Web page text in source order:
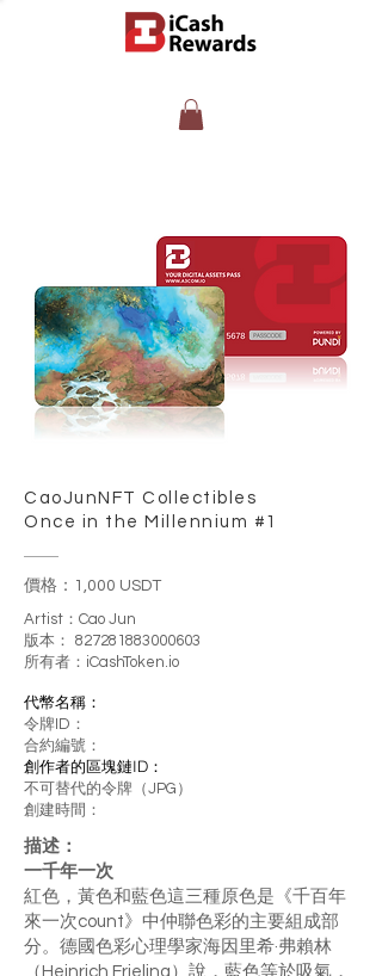
CaoJunNFT Collectibles
Once in the Millennium #1
價格：1,000 USDT
Artist：Cao Jun
版本：
827281883000603
所有者：iCashToken.io
代幣名稱：
令牌ID：
合約編號：
創作者的區塊鏈ID：
不可替代的令牌（JPG）
創建時間：
描述：
一千年一次
紅色，黃色和藍色這三種原色是《千百年
來一次count》中仲聯色彩的主要組成部
分。德國色彩心理學家海因里希·弗賴林
（Heinrich Frieling）說，藍色等於吸氣，